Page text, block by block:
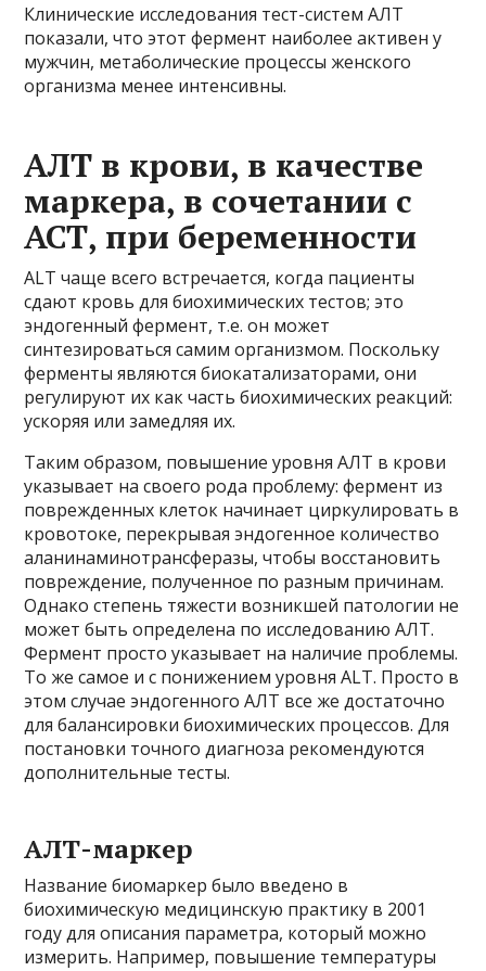
Клинические исследования тест-систем АЛТ
показали, что этот фермент наиболее активен у
мужчин, метаболические процессы женского
организма менее интенсивны.
АЛТ в крови, в качестве
маркера, в сочетании с
АСТ, при беременности
ALT чаще всего встречается, когда пациенты
сдают кровь для биохимических тестов; это
эндогенный фермент, т.е. он может
синтезироваться самим организмом. Поскольку
ферменты являются биокатализаторами, они
регулируют их как часть биохимических реакций:
ускоряя или замедляя их.
Таким образом, повышение уровня АЛТ в крови
указывает на своего рода проблему: фермент из
поврежденных клеток начинает циркулировать в
кровотоке, перекрывая эндогенное количество
аланинаминотрансферазы, чтобы восстановить
повреждение, полученное по разным причинам.
Однако степень тяжести возникшей патологии не
может быть определена по исследованию АЛТ.
Фермент просто указывает на наличие проблемы.
То же самое и с понижением уровня ALT. Просто в
этом случае эндогенного АЛТ все же достаточно
для балансировки биохимических процессов. Для
постановки точного диагноза рекомендуются
дополнительные тесты.
АЛТ-маркер
Название биомаркер было введено в
биохимическую медицинскую практику в 2001
году для описания параметра, который можно
измерить. Например, повышение температуры